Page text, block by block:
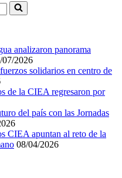
analizaron panorama
07/2026
solidarios en centro de
de la CIEA regresaron por
del país con las Jornadas
CIEA apuntan al reto de la
08/04/2026